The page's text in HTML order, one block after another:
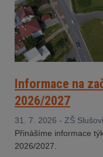
Informace na
2026/2027
31. 7. 2026 - ZŠ
Přinášíme informace
2026/2027.